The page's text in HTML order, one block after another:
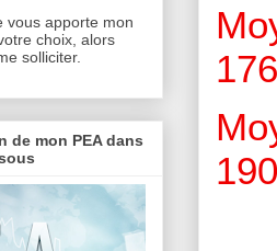
vous apporte mon
choix, alors
solliciter.
de mon PEA dans